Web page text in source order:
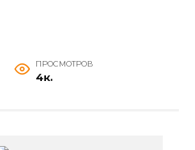
ПРОСМОТРОВ
4к.